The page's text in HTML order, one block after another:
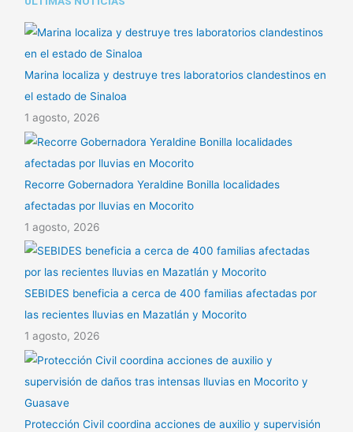
Marina localiza y destruye tres laboratorios clandestinos en
el estado de Sinaloa
1 agosto, 2026
Recorre Gobernadora Yeraldine Bonilla localidades
afectadas por lluvias en Mocorito
1 agosto, 2026
SEBIDES beneficia a cerca de 400 familias afectadas por
las recientes lluvias en Mazatlán y Mocorito
1 agosto, 2026
Protección Civil coordina acciones de auxilio y supervisión